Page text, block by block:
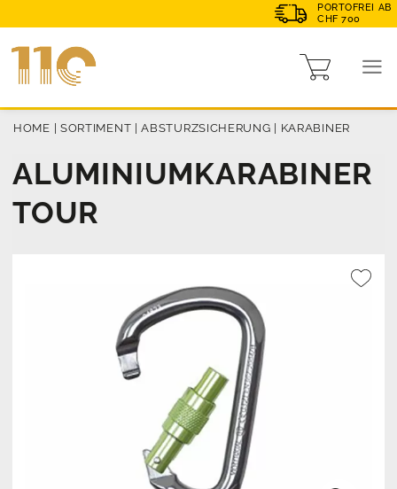
PORTOFREI AB
CHF 700
HOME | SORTIMENT |ABSTURZSICHERUNG | KARABINER
ALUMINIUMKARABINER
TOUR